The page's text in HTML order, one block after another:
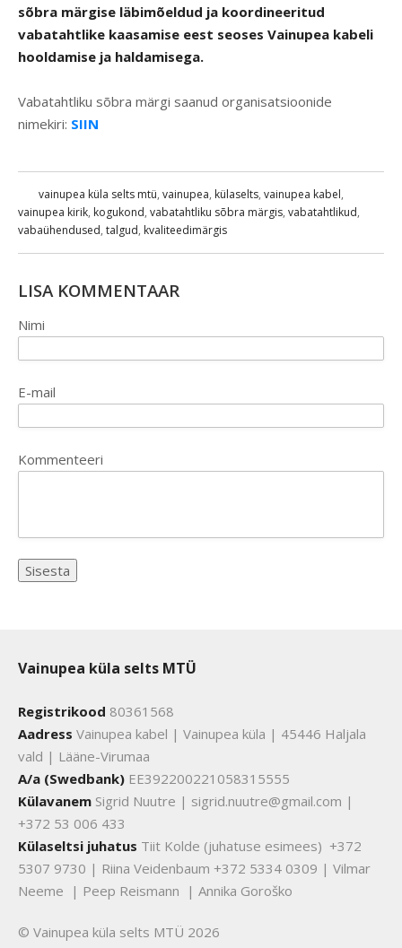
sõbra märgise läbimõeldud ja koordineeritud
vabatahtlike kaasamise eest seoses Vainupea kabeli
hooldamise ja haldamisega.
Vabatahtliku sõbra märgi saanud organisatsioonide
nimekiri: SIIN
vainupea küla selts mtü, vainupea, külaselts, vainupea kabel,
vainupea kirik, kogukond, vabatahtliku sõbra märgis, vabatahtlikud,
vabaühendused, talgud, kvaliteedimärgis
LISA KOMMENTAAR
Nimi
E-mail
Kommenteeri
Vainupea küla selts MTÜ
Registrikood 80361568
Aadress Vainupea kabel | Vainupea küla | 45446 Haljala
vald | Lääne-Virumaa
A/a (Swedbank) EE392200221058315555
Külavanem Sigrid Nuutre | sigrid.nuutre@gmail.com |
+372 53 006 433
Külaseltsi juhatus Tiit Kolde (juhatuse esimees) +372
5307 9730 | Riina Veidenbaum +372 5334 0309 | Vilmar
Neeme | Peep Reismann | Annika Goroško
© Vainupea küla selts MTÜ 2026